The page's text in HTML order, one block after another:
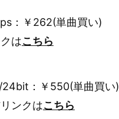
：￥262(単曲買い)
はこちら
：￥550(単曲買い)
ンクはこちら